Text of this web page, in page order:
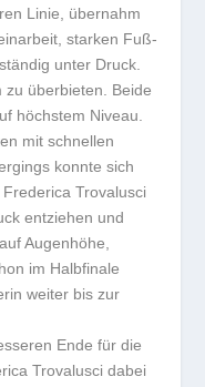
Linie, übernahm
starken Fuß-
unter Druck.
zu überbieten. Beide
höchstem Niveau.
mit schnellen
konnte sich
Trovalusci
entziehen und
Augenhöhe,
im Halbfinale
weiter bis zur
Ende für die
Trovalusci dabei